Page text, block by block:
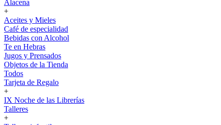
Alacena
+
Aceites y Mieles
Café de especialidad
Bebidas con Alcohol
Te en Hebras
Jugos y Prensados
Objetos de la Tienda
Todos
Tarjeta de Regalo
+
IX Noche de las Librerías
Talleres
+